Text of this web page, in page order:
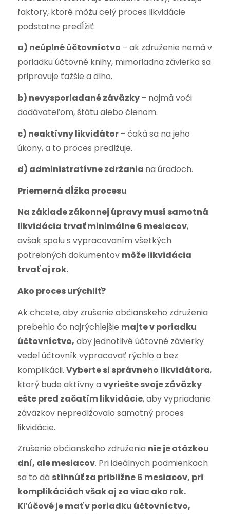
faktory, ktoré môžu celý proces likvidácie
podstatne predĺžiť:
a) neúplné účtovníctvo – ak združenie nemá v
poriadku účtovné knihy, mimoriadna závierka sa
pripravuje ťažšie a dlho.
b) nevysporiadané záväzky– najmä voči
dodávateľom, štátu alebo členom.
c) neaktívny likvidátor– čaká sa na jeho
úkony, a to proces predlžuje.
d) administratívne zdržania na úradoch.
Priemerná dĺžka procesu
Na základe zákonnej úpravy musí samotná
likvidácia trvať minimálne 6 mesiacov,
avšak spolu s vypracovaním všetkých
potrebných dokumentov môže likvidácia
trvať aj rok.
Ako proces urýchliť?
Ak chcete, aby zrušenie občianskeho združenia
prebehlo čo najrýchlejšie majte v poriadku
účtovníctvo, aby jednotlivé účtovné závierky
vedel účtovník vypracovať rýchlo a bez
komplikácii. Vyberte si správneho likvidátora,
ktorý bude aktívny a vyriešte svoje záväzky
ešte pred začatím likvidácie, aby vypriadanie
záväzkov nepredlžovalo samotný proces
likvidácie.
Zrušenie občianskeho združenia nie je otázkou
dní, ale mesiacov. Pri ideálnych podmienkach
sa to dá stihnúť za približne 6 mesiacov, pri
komplikáciách však aj za viac ako rok.
Kľúčové je mať v poriadku účtovníctvo,